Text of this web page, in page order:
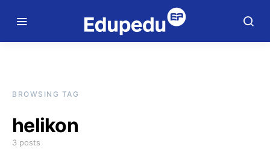
BROWSING TAG
helikon
3 posts